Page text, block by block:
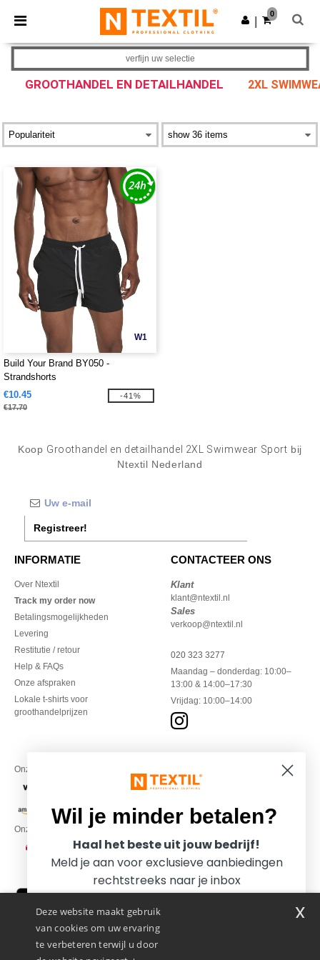
× Ntextil-app
Betere prijzen in de app!
Download app
0
GROOTHANDEL EN DETAILHANDEL 2XL
verfijn uw selectie
W1
Build Your Brand BY050 -
Strandshorts
€10.45
€17.70
-41%
Koop Groothandel en detailhandel 2XL Swimwear Sport bij
Ntextil Nederland
Registreer!
INFORMATIE
Over Ntextil
Track my order now
Betalingsmogelijkheden
Levering
Restitutie / retour
Help & FAQs
Onze afspraken
Lokale t-shirts voor
groothandelprijzen
CONTACTEER ONS
Klant
klant@ntextil.nl
Sales
verkoop@ntextil.nl
020 323 3277
Maandag – donderdag: 10:00–
13:00 & 14:00–17:30
Vrijdag: 10:00–14:00
Onze financiële partners
Onze transporteurs
Deze website maakt gebruik
van cookies om uw ervaring
te verbeteren terwijl u door
x
Wil je minder betalen?
Haal het beste uit jouw bedrijf!
Meld je aan voor exclusieve aanbiedingen
rechtstreeks naar je inbox